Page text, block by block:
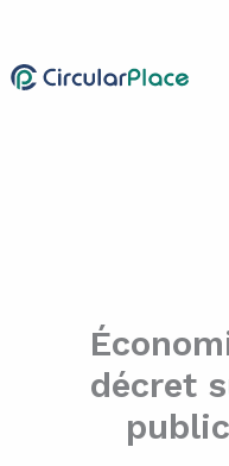
contenu
décret